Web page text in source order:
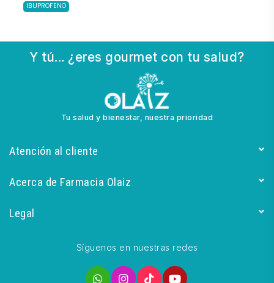
IBUPROFENO
Y tú... ¿eres gourmet con tu salud?
Tu salud y bienestar, nuestra prioridad
Atención al cliente
Acerca de Farmacia Olaiz
Legal
Síguenos en nuestras redes